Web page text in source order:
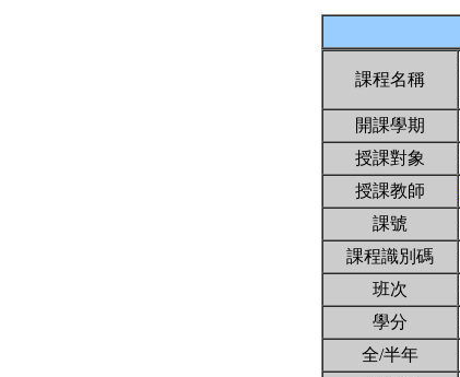
課程名稱
開課學期
授課對象
授課教師
課號
課程識別碼
班次
學分
全/半年